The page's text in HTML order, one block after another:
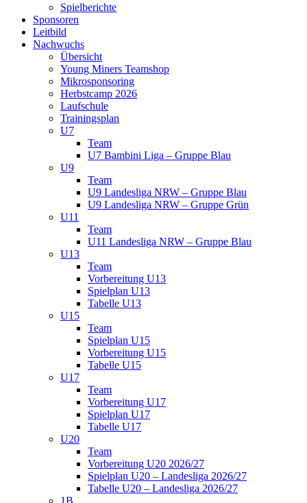
Spielberichte
Sponsoren
Leitbild
Nachwuchs
Übersicht
Young Miners Teamshop
Mikrosponsoring
Herbstcamp 2026
Laufschule
Trainingsplan
U7
Team
U7 Bambini Liga – Gruppe Blau
U9
Team
U9 Landesliga NRW – Gruppe Blau
U9 Landesliga NRW – Gruppe Grün
U11
Team
U11 Landesliga NRW – Gruppe Blau
U13
Team
Vorbereitung U13
Spielplan U13
Tabelle U13
U15
Team
Spielplan U15
Vorbereitung U15
Tabelle U15
U17
Team
Vorbereitung U17
Spielplan U17
Tabelle U17
U20
Team
Vorbereitung U20 2026/27
Spielplan U20 – Landesliga 2026/27
Tabelle U20 – Landesliga 2026/27
1B